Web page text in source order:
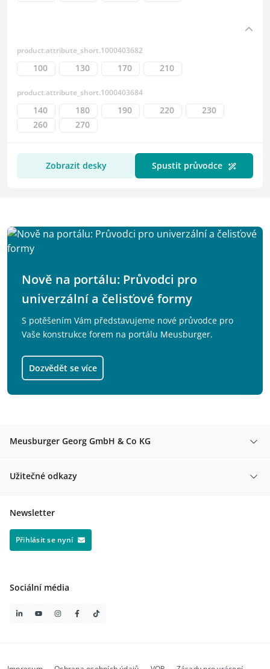
product.attribute_short.1000403682
100 130 170 210
product.attribute_short.1000403684
140 180 190 220
230
260
270
Váš výběr
Další informace
Zobrazit desky Spustit průvodce
Nově na portálu: Průvodci pro
univerzální a čelisťové formy
S potěšením Vám představujeme nové průvodce pro
Vaše konstrukce forem na portálu Meusburger.
Dozvědět se více
Meusburger Georg GmbH & Co KG
Užitečné odkazy
Newsletter
Přihlásit se nyní
Sociální média